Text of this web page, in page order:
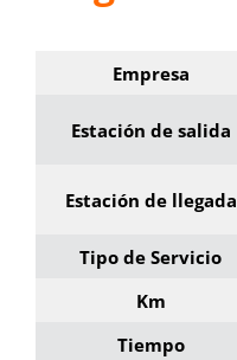
Empresa
Estación de salida
Estación de llegada
Tipo de Servicio
Km
Tiempo